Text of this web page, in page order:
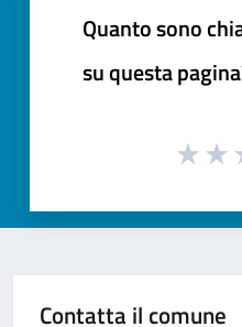
Quanto sono
su questa
Contatta il comune